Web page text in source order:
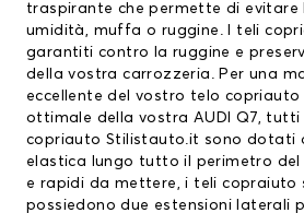
traspirante che permette di evitare
umidità, muffa o ruggine. I teli
garantiti contro la ruggine e
della vostra carrozzeria. Per una
eccellente del vostro telo copriauto
ottimale della vostra AUDI Q7, tutti
copriauto Stilistauto.it sono dotati
elastica lungo tutto il perimetro del
e rapidi da mettere, i teli copraiuto
possiedono due estensioni laterali